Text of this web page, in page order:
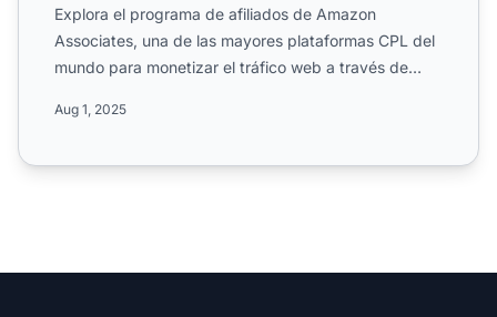
Explora el programa de afiliados de Amazon
Associates, una de las mayores plataformas CPL del
mundo para monetizar el tráfico web a través de
Aug 1, 2025